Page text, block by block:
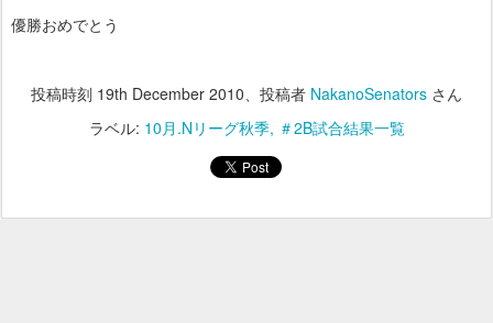
優勝おめでとう
投稿時刻 19th December 2010 、投稿者 NakanoSenators さん
ラベル: 10月.Nリーグ秋季 ＃2B試合結果一覧